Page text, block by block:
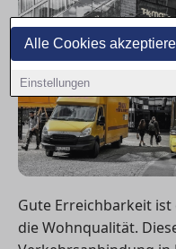
Alle Cookies
Einstellungen
Gute Erreichbarkeit
die Wohnqualität.